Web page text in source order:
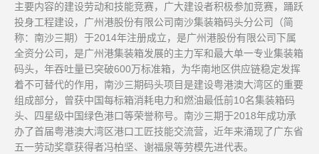
主要内容的建设劳动和技能竞赛，广大建设者积极参加竞赛，踊跃
投身工程建设，广州港股份有限公司南沙集装箱码头分公司（简
称：南沙三期）于2014年注册成立，是广州港股份有限公司下属
全资分公司，是广州港集装箱发展的主力军和最大单一专业集装箱
码头，年吞吐量已突破600万标准箱，为华南地区供应链稳定发挥
着不可替代的作用，南沙三期码头项目是建设粤港澳大湾区的重要
组成部分，曾获中国每标箱消耗电力和燃油最低前10名集装箱码
头、四星级中国绿色港口等荣誉称号。南沙三期于2018年成功承
办了首届粤港澳大湾区港口工匠技能交流营，近年来涌现了广东省
五一劳动奖章获得者冯柏坚、谢福泉等劳模先进代表。